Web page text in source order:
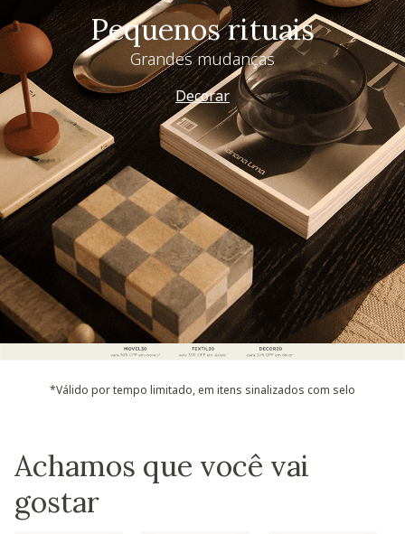
Pequenos rituais
Grandes mudanças
Decorar
*Válido por tempo limitado, em itens sinalizados com selo
Achamos que você vai
gostar